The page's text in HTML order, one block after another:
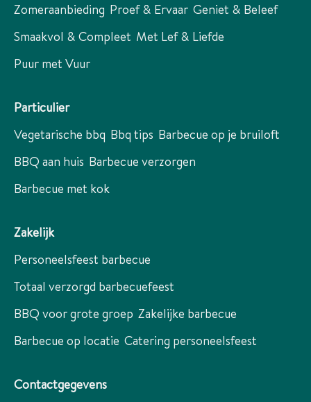
Zomeraanbieding Proef & Ervaar Geniet & Beleef
Smaakvol & Compleet Met Lef & Liefde
Puur met Vuur
Particulier
Vegetarische bbq Bbq tips Barbecue op je bruiloft
BBQ aan huis Barbecue verzorgen
Barbecue met kok
Zakelijk
Personeelsfeest barbecue
Totaal verzorgd barbecuefeest
BBQ voor grote groep Zakelijke barbecue
Barbecue op locatie Catering personeelsfeest
Contactgegevens